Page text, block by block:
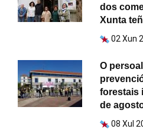
dos
Xunta
02 Xun
O
forestais
de
08 Xul